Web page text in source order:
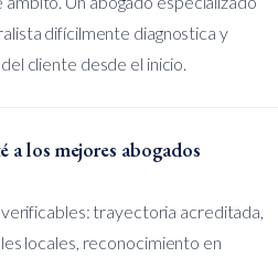
difícilmente diagnostica y
cliente desde el inicio.
a los mejores abogados
trayectoria acreditada,
locales, reconocimiento en